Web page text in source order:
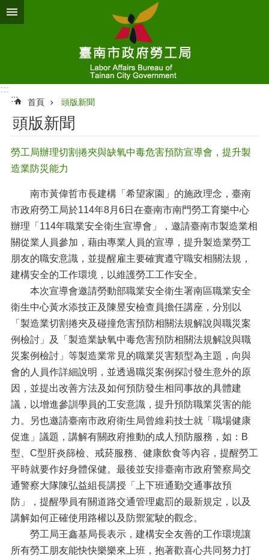
跳到主要內容區塊
:::
:::
首頁 頭版新聞
頭版新聞
勞工局辦理切割捲夾與缺氧中毒危害預防宣導會，提升製
造業防災能力
南市黃偉哲市長建構「希望家園」的施政理念，臺南
市政府勞工局於114年8月6日在臺南市南門勞工育樂中心
辦理「114年職業安全衛生宣導會」，邀請臺南市製造業相
關從業人員參加，藉由專業人員的宣導，提升製造業勞工
朋友的職安意識，並提醒雇主要確實遵守職安相關法規，
建構安全的工作環境，以維護勞工工作安全。
本次宣導會邀請勞動部職業安全衛生署南區職業安全
衛生中心黃水添技正及陳昱安檢查員擔任講座，分別以
「製造業切割捲夾及碰撞危害預防相關法規解說與職災案
例檢討」及「製造業缺氧中毒危害預防相關法規解說與職
災案例檢討」等製造業常見的職業災害類型為主題，向與
會的人員作詳細說明，並透過職災案例探討發生意外的原
因，並提出改善方法及如何預防發生相同事故的具體建
議，以增進參訓學員的工安意識，提升預防職業災害的能
力。另也邀請臺南市政府衛生局曾維莉技士就「職場健康
促進」議題，講解有關政府推動的成人預防服務，如：B
型、C型肝炎篩檢、戒菸服務、健康飲食等內容，提醒勞工
平時就要作好身體保健。最後並安排臺南市政府警察局交
通警察大隊陳弘益組長講授「上下班通勤交通事故預
防」，提醒學員有關道路交通管理處罰的最新規定，以及
講解如何正確使用路權以及防禦駕駛的觀念。
勞工局王鑫基局長表示，建構安全友善的工作環境讓
所有勞工朋友能快快樂樂來上班，抱著歡喜心共同努力打